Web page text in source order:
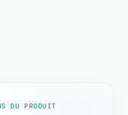
DU PRODUIT